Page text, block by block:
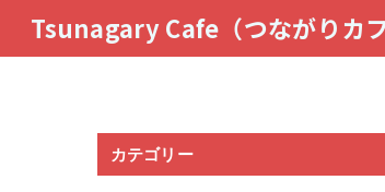
Tsunagary Cafe（つながりカフ
カテゴリー